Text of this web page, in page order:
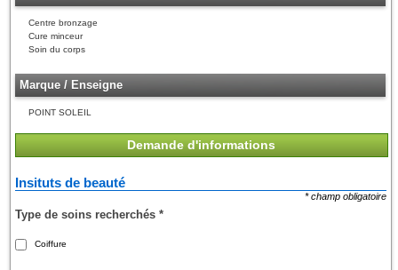
Centre bronzage
Cure minceur
Soin du corps
Marque / Enseigne
POINT SOLEIL
Demande d'informations
Insituts de beauté
* champ obligatoire
Type de soins recherchés*
Coiffure